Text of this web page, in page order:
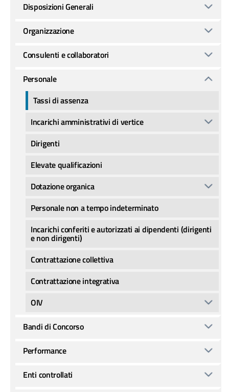
Disposizioni Generali
Organizzazione
Consulenti e collaboratori
Personale
Tassi di assenza
Incarichi amministrativi di vertice
Dirigenti
Elevate qualificazioni
Dotazione organica
Personale non a tempo indeterminato
Incarichi conferiti e autorizzati ai dipendenti (dirigenti
e non dirigenti)
Contrattazione collettiva
Contrattazione integrativa
OIV
Bandi di Concorso
Performance
Enti controllati